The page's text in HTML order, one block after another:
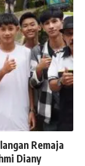
Remaja
Diany